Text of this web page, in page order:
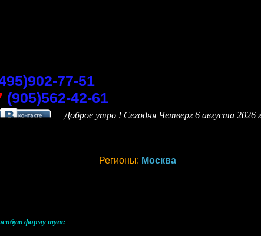
77-51
(905)562-42-61
Доброе утро ! Сегодня Четверг 6 августа 2026
Регионы: Москва
форму тут: